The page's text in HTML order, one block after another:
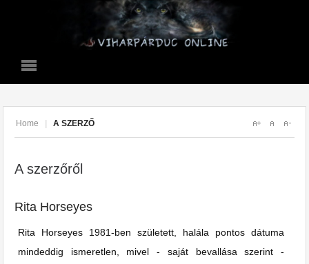
Home | A SZERZŐ
A szerzőről
Rita Horseyes
Rita Horseyes 1981-ben született, halála pontos dátuma
mindeddig ismeretlen, mivel - saját bevallása szerint -